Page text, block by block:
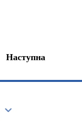
Наступна